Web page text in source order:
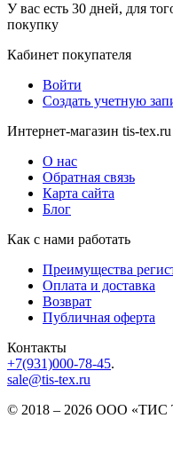
У вас есть 30 дней, для
покупку
Кабинет покупателя
Войти
Создать учетную
Интернет-магазин tis-tex.ru
О нас
Обратная связь
Карта сайта
Блог
Как с нами работать
Преимущества
Оплата и доставка
Возврат
Публичная оферта
Контакты
+7(931)000-78-45.
sale@tis-tex.ru
© 2018 – 2026 ООО «ТИС